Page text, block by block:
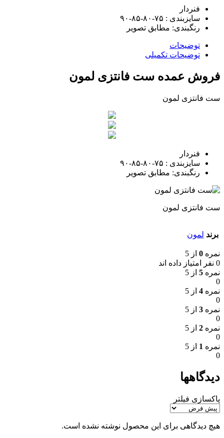
فنردار
سایزبندی : ۷۵-۸۰-۸۵-۹۰
رنگبندی: مطابق تصویر
توضیحات
توضیحات تکمیلی
فروش عمده ست فانتزی لمون
ست فانتزی لمون
فنردار
سایزبندی : ۷۵-۸۰-۸۵-۹۰
رنگبندی: مطابق تصویر
ست فانتزی لمون
برند لمون
نمره 0 از 5
0 نفر امتیاز داده اند
نمره 5 از 5
0
نمره 4 از 5
0
نمره 3 از 5
0
نمره 2 از 5
0
نمره 1 از 5
0
دیدگاهها
پاکسازی فیلتر
هیچ دیدگاهی برای این محصول نوشته نشده است.